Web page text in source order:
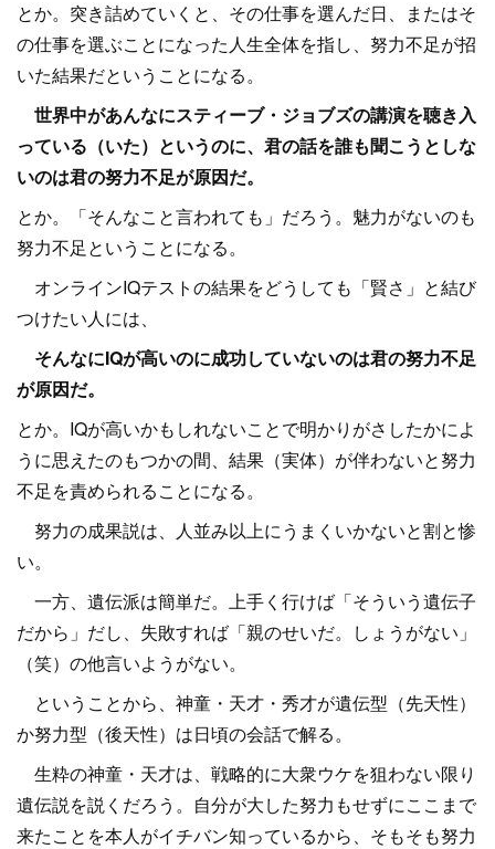
とか。突き詰めていくと、その仕事を選んだ日、またはそ
の仕事を選ぶことになった人生全体を指し、努力不足が招
いた結果だということになる。
世界中があんなにスティーブ・ジョブズの講演を聴き入
っている（いた）というのに、君の話を誰も聞こうとしな
いのは君の努力不足が原因だ。
とか。「そんなこと言われても」だろう。魅力がないのも
努力不足ということになる。
オンラインIQテストの結果をどうしても「賢さ」と結び
つけたい人には、
そんなにIQが高いのに成功していないのは君の努力不足
が原因だ。
とか。IQが高いかもしれないことで明かりがさしたかによ
うに思えたのもつかの間、結果（実体）が伴わないと努力
不足を責められることになる。
努力の成果説は、人並み以上にうまくいかないと割と惨
い。
一方、遺伝派は簡単だ。上手く行けば「そういう遺伝子
だから」だし、失敗すれば「親のせいだ。しょうがない」
（笑）の他言いようがない。
ということから、神童・天才・秀才が遺伝型（先天性）
か努力型（後天性）は日頃の会話で解る。
生粋の神童・天才は、戦略的に大衆ウケを狙わない限り
遺伝説を説くだろう。自分が大した努力もせずにここまで
来たことを本人がイチバン知っているから、そもそも努力